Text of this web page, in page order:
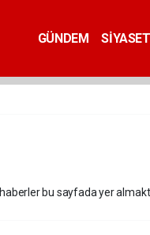
GÜNDEM SİYASET
bu sayfada yer